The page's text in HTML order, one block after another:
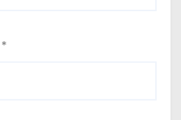
*